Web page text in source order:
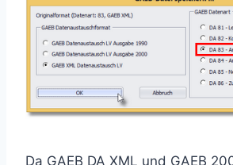
Da GAEB DA XML und GAEB